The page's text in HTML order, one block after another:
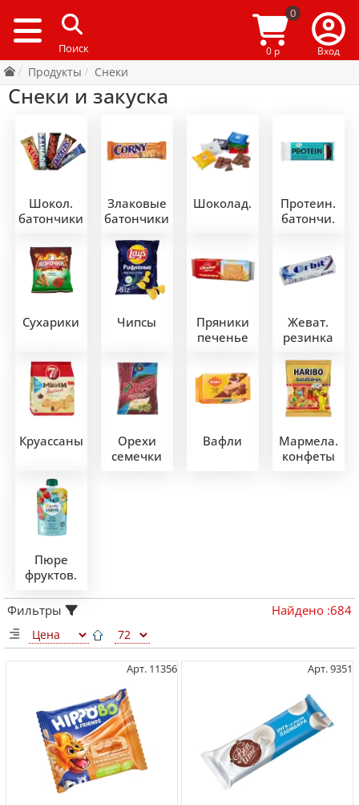
0
0 р Вход
Продукты Снеки
Снеки и закуска
Шокол.
батончики
Злаковые
батончики
Шоколад.
Протеин.
батончи.
Сухарики Чипсы
Пряники
печенье
Жеват.
резинка
Круассаны
Орехи
семечки
Вафли
Мармела.
конфеты
Пюре
фруктов.
Фильтры Найдено :684
Арт. 11356 Арт. 9351